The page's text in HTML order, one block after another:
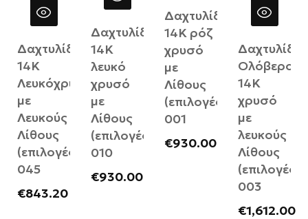
Δαχτυλίδι
14Κ
Λευκόχρυσο
με
Λευκούς
Λίθους
(επιλογές)
045
€843.20
Δαχτυλίδι
14Κ
λευκό
χρυσό
με
Λίθους
(επιλογές)
010
€930.00
Δαχτυλίδι
14Κ ρόζ
χρυσό
με
Λίθους
(επιλογές)
001
€930.00
Δαχτυλίδι
Ολόβερο
14Κ
χρυσό
με
λευκούς
Λίθους
(επιλογές)
003
€1,612.00